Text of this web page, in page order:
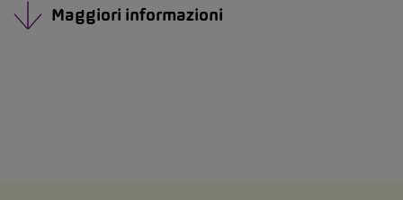
Maggiori informazioni